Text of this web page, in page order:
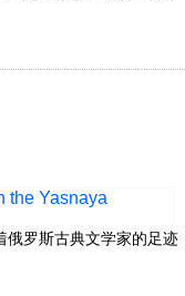
俄罗斯古典文学家的足迹